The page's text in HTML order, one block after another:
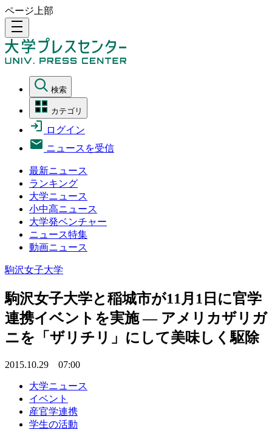
ページ上部
density_medium
検索
カテゴリ
ログイン
ニュースを受信
最新ニュース
ランキング
大学ニュース
小中高ニュース
大学発ベンチャー
ニュース特集
動画ニュース
駒沢女子大学
駒沢女子大学と稲城市が11月1日に官学
連携イベントを実施 — アメリカザリガ
ニを「ザリチリ」にして美味しく駆除
2015.10.29 07:00
大学ニュース
イベント
産官学連携
学生の活動